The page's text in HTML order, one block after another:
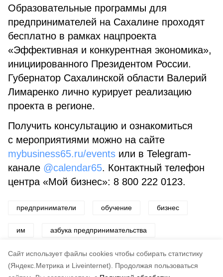
Cайт использует файлы cookies чтобы собирать статистику
(Яндекс.Метрика и Liveinternet).
Продолжая пользоваться
Образовательные программы для
предпринимателей на Сахалине проходят
бесплатно в рамках нацпроекта
«Эффективная и конкурентная экономика»,
инициированного Президентом России.
Губернатор Сахалинской области Валерий
Лимаренко лично курирует реализацию
проекта в регионе.
Получить консультацию и ознакомиться
с мероприятиями можно на сайте
mybusiness65.ru/events или в Telegram-
канале @calendar65. Контактный телефон
центра «Мой бизнес»: 8 800 222 0123.
предприниматели обучение бизнес
им азбука предпринимательства
предпринимательство